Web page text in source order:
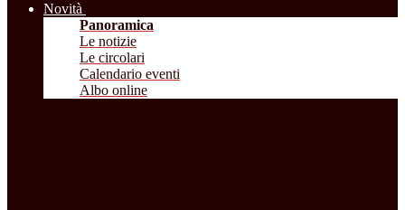
Novità
Panoramica
Le notizie
Le circolari
Calendario eventi
Albo online